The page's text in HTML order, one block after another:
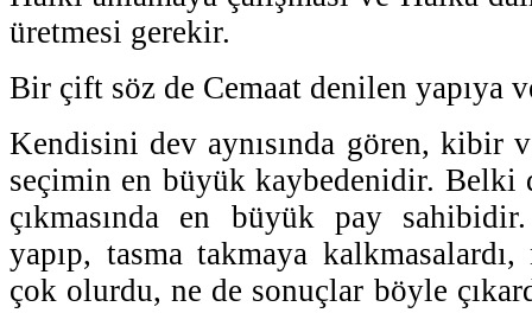
üretmesi gerekir.
Bir çift söz de Cemaat denilen yapıya
Kendisini dev aynısında gören, kibir
seçimin en büyük kaybedenidir. Belki
çıkmasında en büyük pay
yapıp, tasma takmaya
çok olurdu, ne de sonuçlar böyle